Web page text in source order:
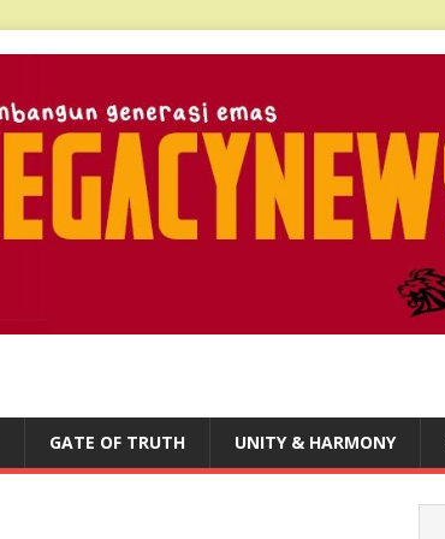
GATE OF TRUTH UNITY & HARMONY